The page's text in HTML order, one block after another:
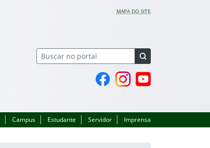
MAPA DO SITE
Página do Facebook
Perfil no Instagram
Canal no YouTube
Campus Estudante Servidor Imprensa